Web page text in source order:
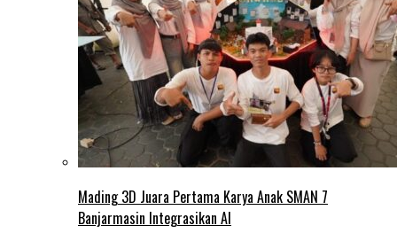
Mading 3D Juara Pertama Karya Anak SMAN 7
Banjarmasin Integrasikan AI